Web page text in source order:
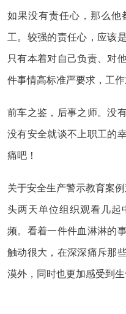
如果没有责任心，那么他
工。较强的责任心，应该
只有本着对自己负责、对
件事情高标准严要求，工作
前车之鉴，后事之师。没
没有安全就谈不上职工的
痛吧！
关于安全生产警示教育案例
头两天单位组织观看几起
频。看着一件件血淋淋的
触动很大，在深深痛斥那
漠外，同时也更加感受到